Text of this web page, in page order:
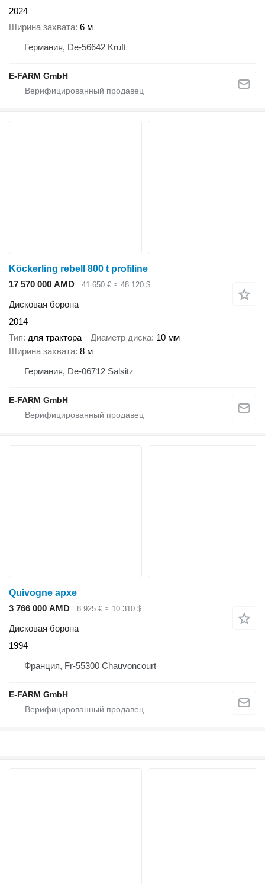
2024
Ширина захвата 6 м
Германия, De-56642 Kruft
E-FARM GmbH
Köckerling rebell 800 t profiline
17 570 000 AMD
41 650 € ≈ 48 120 $
Дисковая борона
2014
Тип для трактора Диаметр диска 10 мм
Ширина захвата 8 м
Германия, De-06712 Salsitz
E-FARM GmbH
Quivogne apxe
3 766 000 AMD
8 925 € ≈ 10 310 $
Дисковая борона
1994
Франция, Fr-55300 Chauvoncourt
E-FARM GmbH